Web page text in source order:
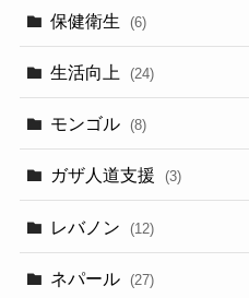
保健衛生 (6)
生活向上 (24)
モンゴル (8)
ガザ人道支援 (3)
レバノン (12)
ネパール (27)